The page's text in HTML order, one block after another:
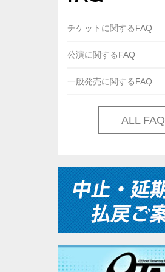
チケットに関するFAQ
公演に関するFAQ
一般発売に関するFAQ
ALL FAQ